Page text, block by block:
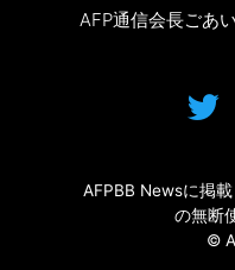
AFP通信会長ごあ
AFPBB Newsに掲
の無断
©